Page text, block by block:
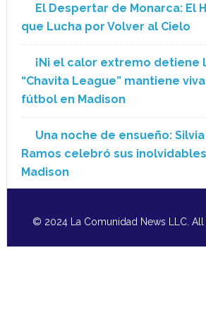
El Despertar de Monarca: El
que Lucha por Volver al Cielo
¡Ni el calor extremo detiene
“Chavita League” mantiene
fútbol en Madison
Una noche de ensueño:
Ramos celebró sus inolvidables
Madison
© 2024 La Comunidad News LLC. All